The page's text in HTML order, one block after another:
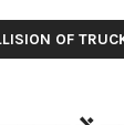
OF